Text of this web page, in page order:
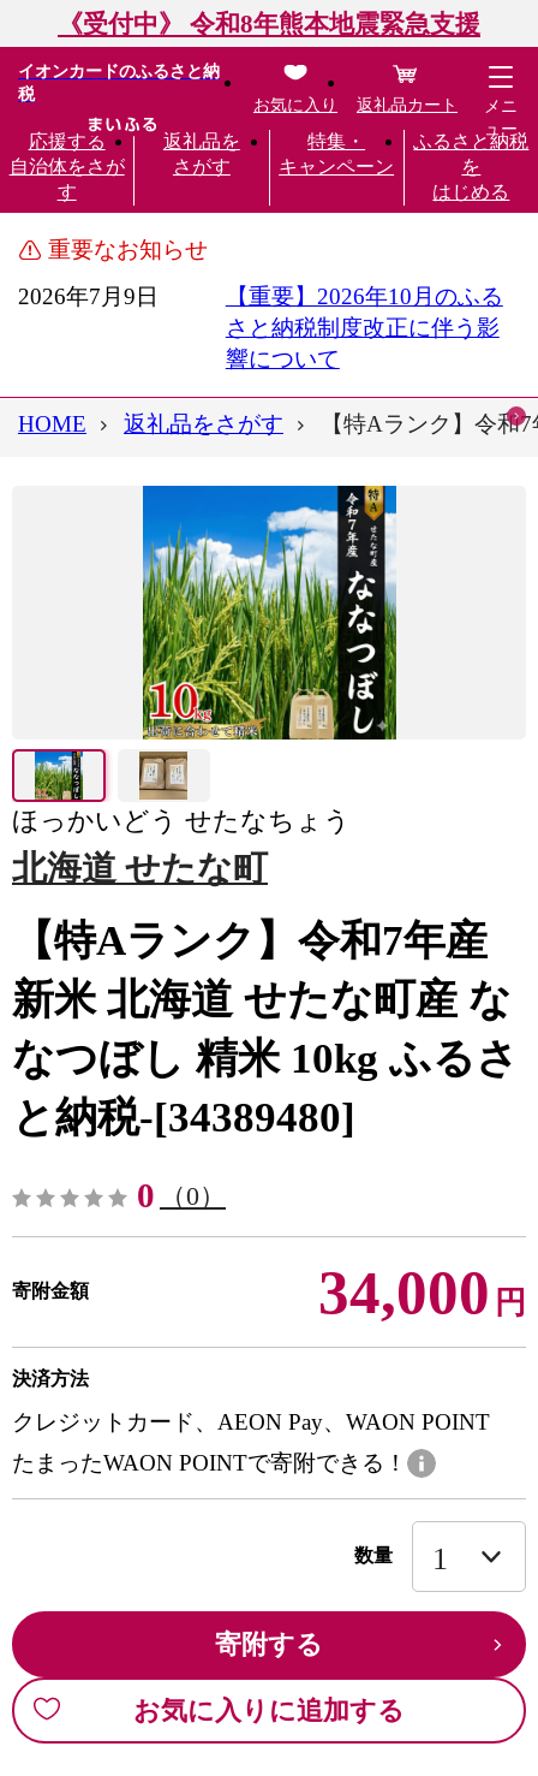
《受付中》 令和8年熊本地震緊急支援
イオンカードのふるさと納
税
応援する
自治体をさが
す
返礼品を
さがす
特集・
キャンペーン
ふるさと納税
を
はじめる
お気に入り 返礼品カート
メニ
ュー
重要なお知らせ
2026年7月9日
【重要】2026年10月のふる
さと納税制度改正に伴う影
響について
HOME 返礼品をさがす 【特Aランク】令和
ほっかいどう せたなちょう
北海道 せたな町
【特Aランク】令和7年産
新米 北海道 せたな町産 な
なつぼし 精米 10kg ふるさ
と納税-[34389480]
0 （0）
寄附金額 34,000 円
決済方法
クレジットカード、AEON Pay、WAON POINT
たまったWAON POINTで寄附できる！
数量
寄附する
お気に入りに追加する